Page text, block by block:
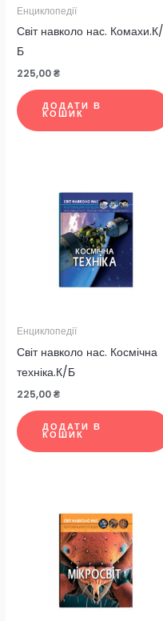
Енциклопедії
Світ навколо нас. Комахи.К/
Б
225,00₴
ДОДАТИ В
КОШИК
Енциклопедії
Світ навколо нас. Космічна
техніка.К/Б
225,00₴
ДОДАТИ В
КОШИК